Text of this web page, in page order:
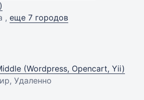
, еще 7 городов
(Wordpress, Opencart, Yii)
Удаленно